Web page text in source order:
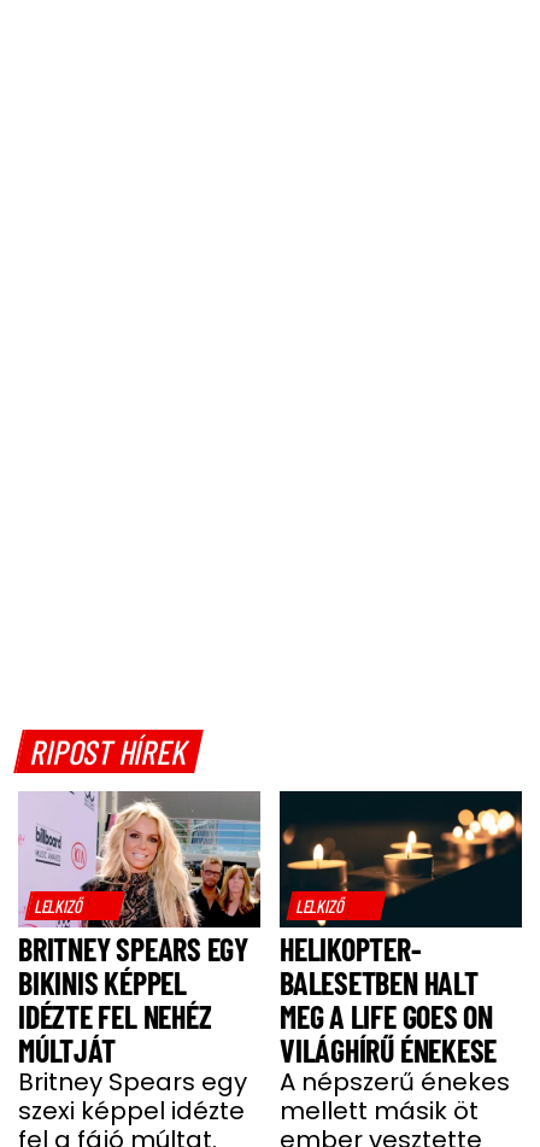
RIPOST HÍREK
LELKIZŐ
BRITNEY SPEARS EGY
BIKINIS KÉPPEL
IDÉZTE FEL NEHÉZ
MÚLTJÁT
Britney Spears egy
szexi képpel idézte
fel a fájó múltat.
LELKIZŐ
HELIKOPTER-
BALESETBEN HALT
MEG A LIFE GOES ON
VILÁGHÍRŰ ÉNEKESE
A népszerű énekes
mellett másik öt
ember vesztette